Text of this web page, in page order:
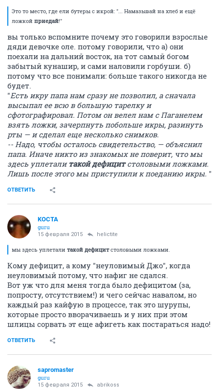
Это то место, где ели бутеры с икрой: "... Намазывай на хлеб и ещё
ложкой приедай!"
вы только вспомните почему это говорили взрослые
дяди девочке оле. потому говорили, что а) они
поехали на дальний восток, на тот самый богом
забытый кунашир, и сами наловили горбуши. б)
потому что все понимали: больше такого никогда не
будет.
"Есть икру папа нам сразу не позволил, а сначала
высыпал ее всю в большую тарелку и
сфотографировал. Потом он велел нам с Паганелем
взять ложки, зачерпнуть побольше икры, разинуть
рты — и сделал еще несколько снимков.
-- Надо, чтобы осталось свидетельство, — объяснил
папа. Иначе никто из знакомых не поверит, что мы
здесь уплетали такой дефицитстоловыми ложками.
Лишь после этого мы приступили к поеданию икры. "
ОТВЕТИТЬ
KOCTA
guru
15 февраля 2015 helictite
мы здесь уплетали такой дефицитстоловыми ложками.
Кому дефицит, а кому "неуловимый Джо", когда
неуловимый потому, что нафиг не сдался.
Вот уж что для меня тогда было дефицитом (за,
попросту, отсутствием!) и чего сейчас навалом, но
каждый раз кайфую в процессе, так это шурупы,
которые просто вворачиваешь и у них при этом
шлицы сорвать эт еще афигеть как постараться надо!
ОТВЕТИТЬ
sapromaster
guru
15 февраля 2015 abrikoss